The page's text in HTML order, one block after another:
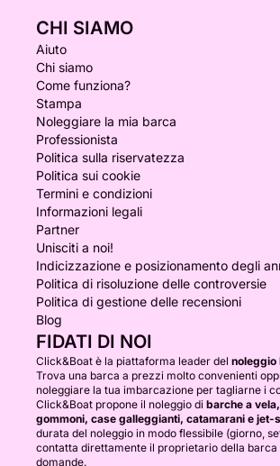
CHI SIAMO
Aiuto
Chi siamo
Come funziona?
Stampa
Noleggiare la mia barca
Professionista
Politica sulla riservatezza
Politica sui cookie
Termini e condizioni
Informazioni legali
Partner
Unisciti a noi!
Indicizzazione e posizionamento degli
Politica di risoluzione delle controversie
Politica di gestione delle recensioni
Blog
FIDATI DI NOI
Click&Boat è la piattaforma leader del noleggio
Trova una barca a prezzi molto convenienti
noleggiare la tua imbarcazione per tagliarne i
Click&Boat propone il noleggio di barche a
gommoni, case galleggianti, catamarani e jet-
durata del noleggio in modo flessibile (giorno,
contatta direttamente il proprietario della
domande.